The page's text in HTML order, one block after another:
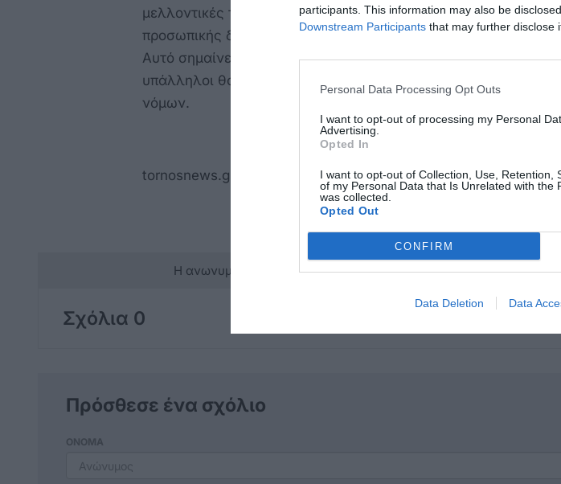
participants. This information may also be
Downstream Participants that may further disclose
Personal Data Processing Opt Outs
I want to opt-out of processing my Personal
Advertising.
Opted In
I want to opt-out of Collection, Use, Retention,
of my Personal Data that Is Unrelated with the
was collected.
Opted Out
CONFIRM
Data Deletion Data
μελλοντικές τους αυξήσεις. Η νέα ρύθμιση επιτρέπει τη
προσωπικής διαφοράς μόνο εάν οι νέες αποδοχές τους
Αυτό σημαίνει ότι η κατάσταση μπορεί να βελτιωθεί
υπάλληλοι θα εξακολουθούν να υφίστανται τις επιπτώσεις
νόμων.
tornosnews.gr
Η ανωνυμία είναι το καλύτερο κρησφύγετο δειλίας και
Σχόλια 0
Πρόσθεσε ένα σχόλιο
ΟΝΟΜΑ